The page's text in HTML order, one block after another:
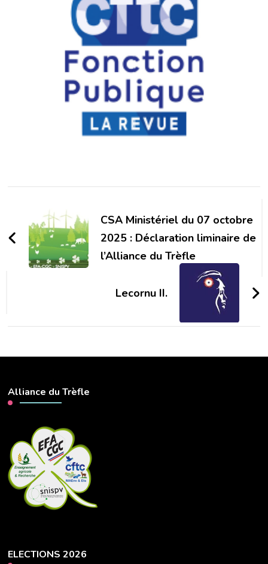
d'article
CSA Ministériel du 07 octobre
2025 : Déclaration liminaire de
l’Alliance du Trèfle
Lecornu II.
Alliance du Trèfle
ELECTIONS 2026